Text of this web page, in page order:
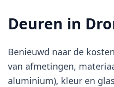
Deuren in
Benieuwd naar de
van afmetingen,
aluminium), kleur en